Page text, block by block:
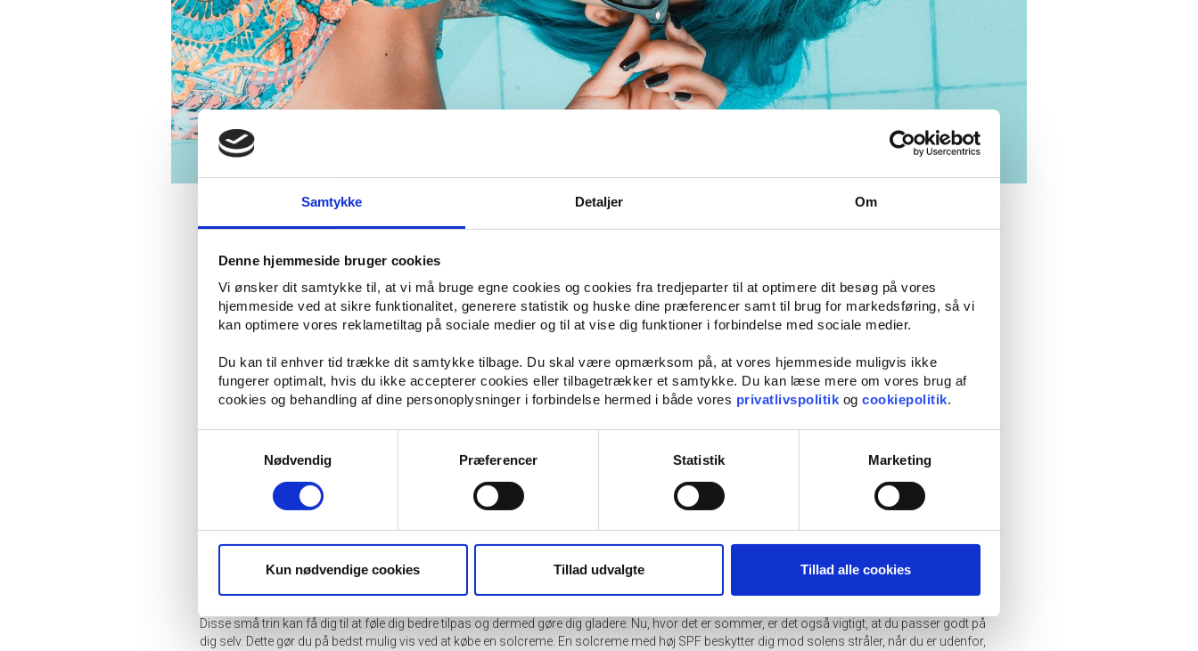
Samtykke Detaljer Om
Denne hjemmeside bruger cookies
Vi ønsker dit samtykke til, at vi må bruge egne cookies og cookies fra tredjeparter til at optimere dit besøg på vores
hjemmeside ved at sikre funktionalitet, generere statistik og huske dine præferencer samt til brug for markedsføring, så vi
kan optimere vores reklametiltag på sociale medier og til at vise dig funktioner i forbindelse med sociale medier.
Du kan til enhver tid trække dit samtykke tilbage. Du skal være opmærksom på, at vores hjemmeside muligvis ikke
fungerer optimalt, hvis du ikke accepterer cookies eller tilbagetrækker et samtykke. Du kan læse mere om vores brug af
cookies og behandling af dine personoplysninger i forbindelse hermed i både vores privatlivspolitik og cookiepolitik.
Nødvendig
Præferencer Statistik Marketing
Kun nødvendige cookies Tillad udvalgte Tillad alle cookies
Sponsoreret: Sådan får du et sommer glow-
Lige om lidt er det sommerferie, hvor det er tid til at slå sig løs, tage ud at bade, hygge med veninderne og meget, meget mere.
Om sommeren får du muligheden for at pakke vintertøjet væk, og man ser bare ekstra godt ud, når huden bliver brunere, og håret bliver lysere.
Hvis du drømmer om et glow-up, inden sommeren starter, kan du læse med her, da du kan få nogle tips til, hvordan du kan føle dig lidt mere
lækker.
gøre dine øjenvipper længere. Derudover kan du overveje at give dig selv en self-tan, så du får en glød, inden sommeren rigtig begynder. Med de
Forkæl dig selv
købe nogle hudplejeprodukter, som kan rense din hud.
Disse små trin kan få dig til at føle dig bedre tilpas og dermed gøre dig gladere. Nu, hvor det er sommer, er det også vigtigt, at du passer godt på
dig selv. Dette gør du på bedst mulig vis ved at købe en solcreme. En solcreme med høj SPF beskytter dig mod solens stråler, når du er udenfor,